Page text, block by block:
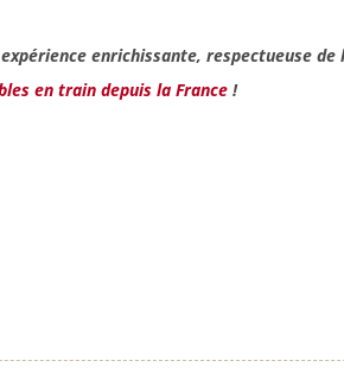
enrichissante, respectueuse
en train depuis la France !